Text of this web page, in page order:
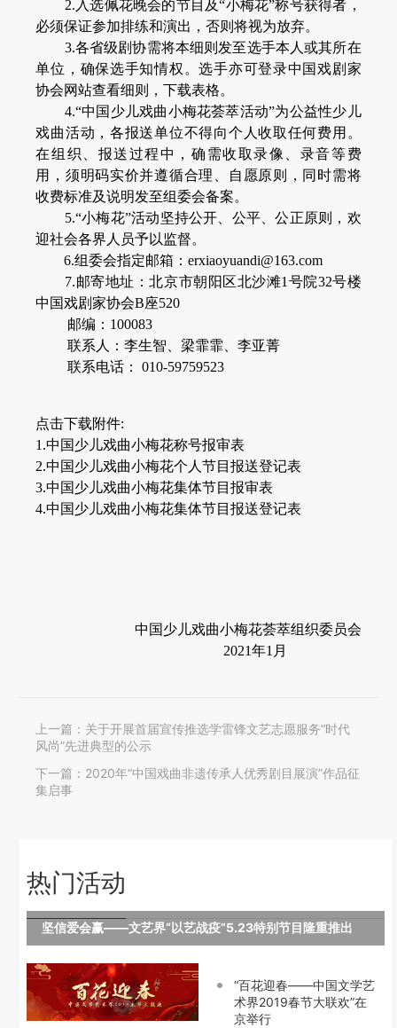
2.入选佩花晚会的节目及“小梅花”称号获得者，
必须保证参加排练和演出，否则将视为放弃。
3.各省级剧协需将本细则发至选手本人或其所在
单位，确保选手知情权。选手亦可登录中国戏剧家
协会网站查看细则，下载表格。
4.“中国少儿戏曲小梅花荟萃活动”为公益性少儿
戏曲活动，各报送单位不得向个人收取任何费用。
在组织、报送过程中，确需收取录像、录音等费
用，须明码实价并遵循合理、自愿原则，同时需将
收费标准及说明发至组委会备案。
5.“小梅花”活动坚持公开、公平、公正原则，欢
迎社会各界人员予以监督。
6.组委会指定邮箱：erxiaoyuandi@163.com
7.邮寄地址：北京市朝阳区北沙滩1号院32号楼
中国戏剧家协会B座520
邮编：100083
联系人：李生智、梁霏霏、李亚菁
联系电话： 010-59759523
点击下载附件:
1.中国少儿戏曲小梅花称号报审表
2.中国少儿戏曲小梅花个人节目报送登记表
3.中国少儿戏曲小梅花集体节目报审表
4.中国少儿戏曲小梅花集体节目报送登记表
中国少儿戏曲小梅花荟萃组织委员会
2021年1月
上一篇： 关于开展首届宣传推选学雷锋文艺志愿服务“时代
风尚”先进典型的公示
下一篇： 2020年“中国戏曲非遗传承人优秀剧目展演”作品征
集启事
热门活动
坚信爱会赢——文艺界“以艺战疫”5.23特别节目隆重推出
“百花迎春——中国文学艺
术界2019春节大联欢”在
京举行